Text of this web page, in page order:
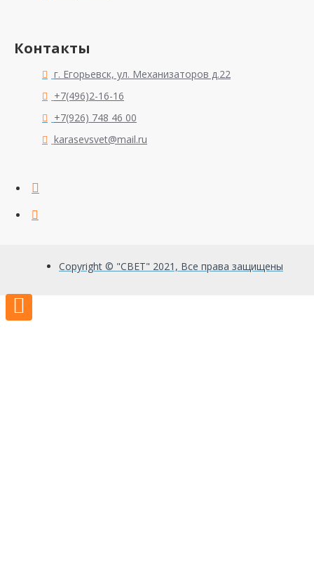
Контакты
г. Егорьевск, ул. Механизаторов д.22
+7(496)2-16-16
+7(926) 748 46 00
karasevsvet@mail.ru
Copyright © "СВЕТ" 2021, Все права защищены